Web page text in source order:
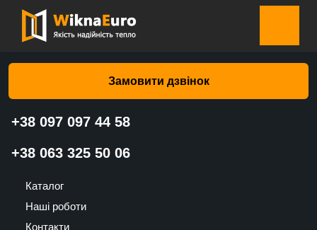
Замовити дзвінок
+38 097 097 44 58
+38 063 325 50 06
Каталог
Наші роботи
Контакти
Головна сторінка»Каталог
вікна Біла бамбук E 5 – Валько
Ролети на вікна Біла бамбук E 5
782